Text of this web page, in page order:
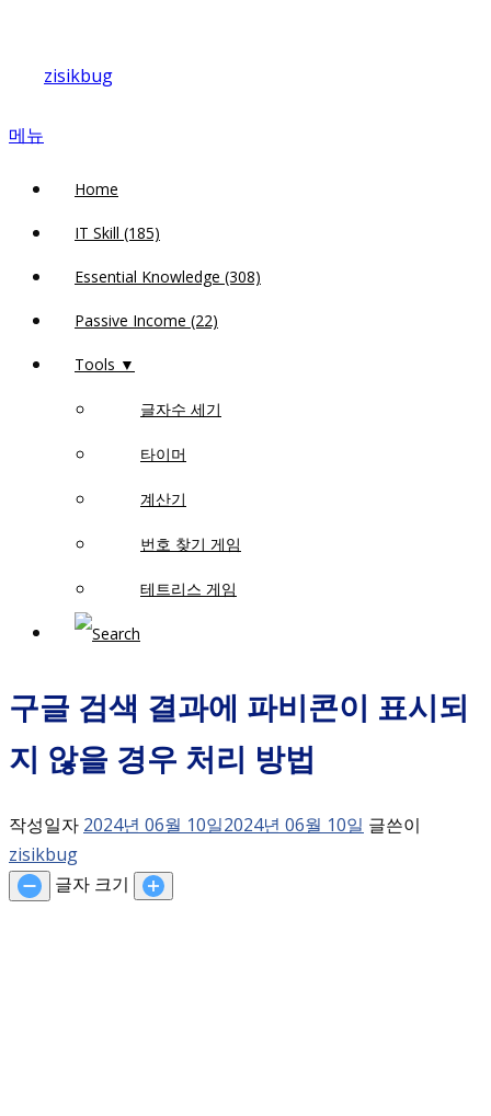
바
zisikbug
메뉴
Home
IT Skill (185)
Essential Knowledge (308)
Passive Income (22)
Tools ▼
글자수 세기
타이머
계산기
번호 찾기 게임
테트리스 게임
구글 검색 결과에 파비콘이 표시되
지 않을 경우 처리 방법
작성일자 2024년 06월 10일2024년 06월 10일 글쓴이
zisikbug
글자 크기